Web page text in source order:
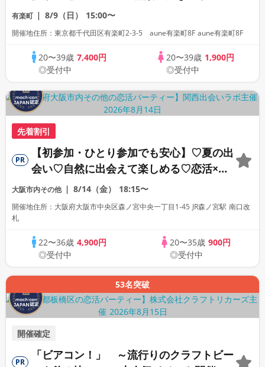
リンク♪】【大人の広々ダイニングバー貸
切】～LOVE FES TOKYO～
有楽町 8/9（日） 15:00〜
開催地住所：東京都千代田区有楽町2-3-5 aune有楽町8F aune有楽町8F
20〜39歳7,400円
◎受付中
20〜39歳 1,900円
◎受付中
先着割引
PR
【初参加・ひとり参加でも安心】♡夏の出
会い♡自然に出会えて楽しめる♡恋活×ピ
クニック（みんなで楽しめるゲーム＆景品
付き）
大阪市内その他 8/14（金） 18:15〜
開催地住所：大阪府大阪市中央区森ノ宮中央一丁目1-45 JR森ノ宮駅 南口改
札
22〜36歳4,900円
◎受付中
20〜35歳 900円
◎受付中
53名突破
開催確定
PR
「ビアコン！」 ～流行りのクラフトビー